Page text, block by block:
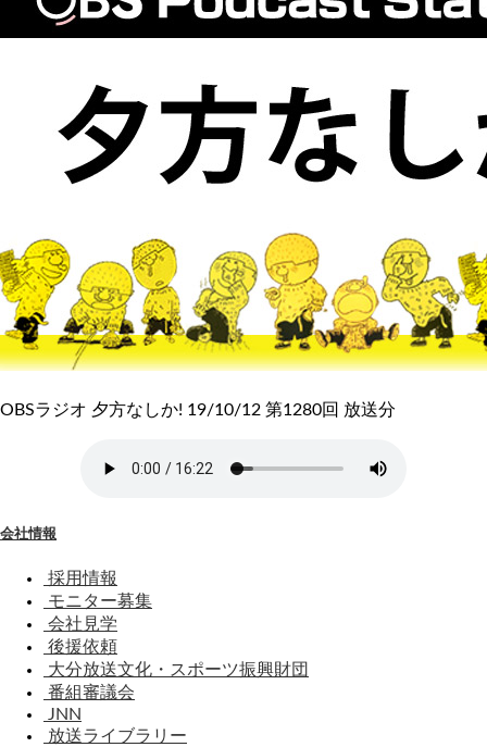
OBSラジオ 夕方なしか! 19/10/12 第1280回 放送分
会社情報
採用情報
モニター募集
会社見学
後援依頼
大分放送文化・スポーツ振興財団
番組審議会
JNN
放送ライブラリー